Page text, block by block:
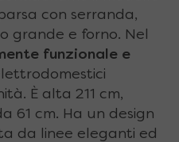
con serranda,
grande e forno. Nel
funzionale e
È alta 211 cm,
61 cm. Ha un design
da linee eleganti ed